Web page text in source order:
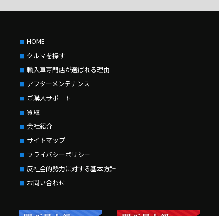
HOME
クルマを探す
輸入車専門店が選ばれる理由
アフターメンテナンス
ご購入サポート
買取
会社紹介
サイトマップ
プライバシーポリシー
反社会的勢力に対する基本方針
お問い合わせ